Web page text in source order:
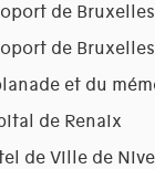
de
de
et du
de Renaix
de Ville de